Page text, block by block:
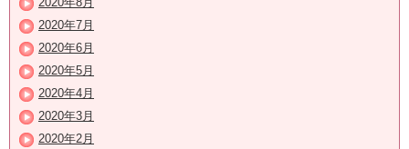
2020年7月
2020年6月
2020年5月
2020年4月
2020年3月
2020年2月